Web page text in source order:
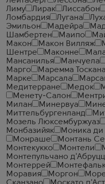
Лиму
Лирак Лиссабон
Ломбардия
Лугана
Эмильон
Мадейра
Шамбертен
Маипо
Макон
Макон Вилляж
Шентре
Маконне
Мансанилья
Манчуела
Марго
Маремма Тоскана
Марке
Марсала
Медитерране
Медок
Менету-Салон
Милан
Минервуа
Миттельбургенланд
Мозель Люксембуржуаз
Монбазийяк
Моника
Монраше
Монтань
Монтекукко
Монтели
Монтепульчано
Монтеррей
Моравия
Моргон